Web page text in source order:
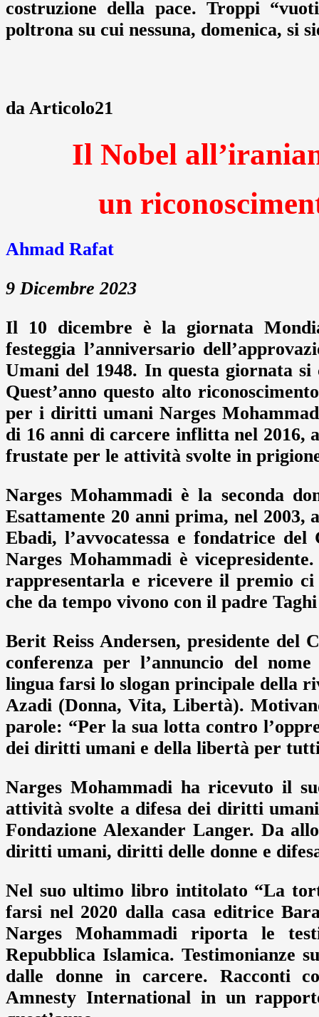
costruzione della pace. Troppi
poltrona su cui nessuna, domenica, si
da Articolo21
Il Nobel
un
Ahmad Rafat
9 Dicembre 2023
Il 10 dicembre è la giornata
festeggia l’anniversario
Umani del 1948. In questa giornata
Quest’anno questo alto
per i diritti umani Narges
di 16 anni di carcere inflitta nel 2016,
frustate per le attività svolte in
Narges Mohammadi è la seconda
Esattamente 20 anni prima, nel 2003,
Ebadi, l’avvocatessa e fondatrice
Narges Mohammadi è
rappresentarla e ricevere il premio
che da tempo vivono con il padre
Berit Reiss Andersen, presidente del
conferenza per l’annuncio del
lingua farsi lo slogan principale della
Azadi (Donna, Vita, Libertà).
parole: “Per la sua lotta contro
dei diritti umani e della libertà per
Narges Mohammadi ha ricevuto il
attività svolte a difesa dei diritti
Fondazione Alexander Langer. Da
diritti umani, diritti delle donne e
Nel suo ultimo libro intitolato “La
farsi nel 2020 dalla casa editrice
Narges Mohammadi riporta le
Repubblica Islamica. Testimonianze
dalle donne in carcere. Racconti
Amnesty International in un